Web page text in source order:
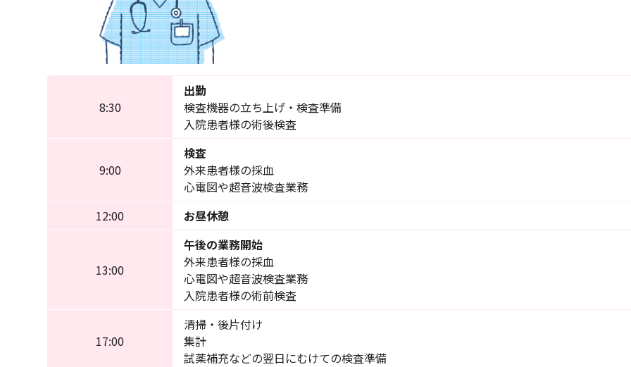
8:30
出勤
検査機器の立ち上げ・検査準備
入院患者様の術後検査
9:00
検査
外来患者様の採血
心電図や超音波検査業務
12:00
お昼休憩
13:00
午後の業務開始
外来患者様の採血
心電図や超音波検査業務
入院患者様の術前検査
17:00
清掃・後片付け
集計
試薬補充などの翌日にむけての検査準備